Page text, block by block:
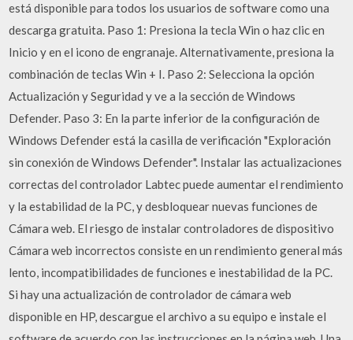
está disponible para todos los usuarios de software como una
descarga gratuita. Paso 1: Presiona la tecla Win o haz clic en
Inicio y en el icono de engranaje. Alternativamente, presiona la
combinación de teclas Win + I. Paso 2: Selecciona la opción
Actualización y Seguridad y ve a la sección de Windows
Defender. Paso 3: En la parte inferior de la configuración de
Windows Defender está la casilla de verificación "Exploración
sin conexión de Windows Defender". Instalar las actualizaciones
correctas del controlador Labtec puede aumentar el rendimiento
y la estabilidad de la PC, y desbloquear nuevas funciones de
Cámara web. El riesgo de instalar controladores de dispositivo
Cámara web incorrectos consiste en un rendimiento general más
lento, incompatibilidades de funciones e inestabilidad de la PC.
Si hay una actualización de controlador de cámara web
disponible en HP, descargue el archivo a su equipo e instale el